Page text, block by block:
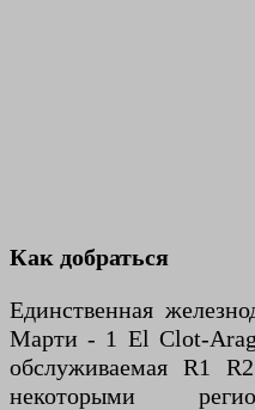
Как добраться
Единственная
Марти - 1 El Clot-
обслуживаемая R1
некоторыми